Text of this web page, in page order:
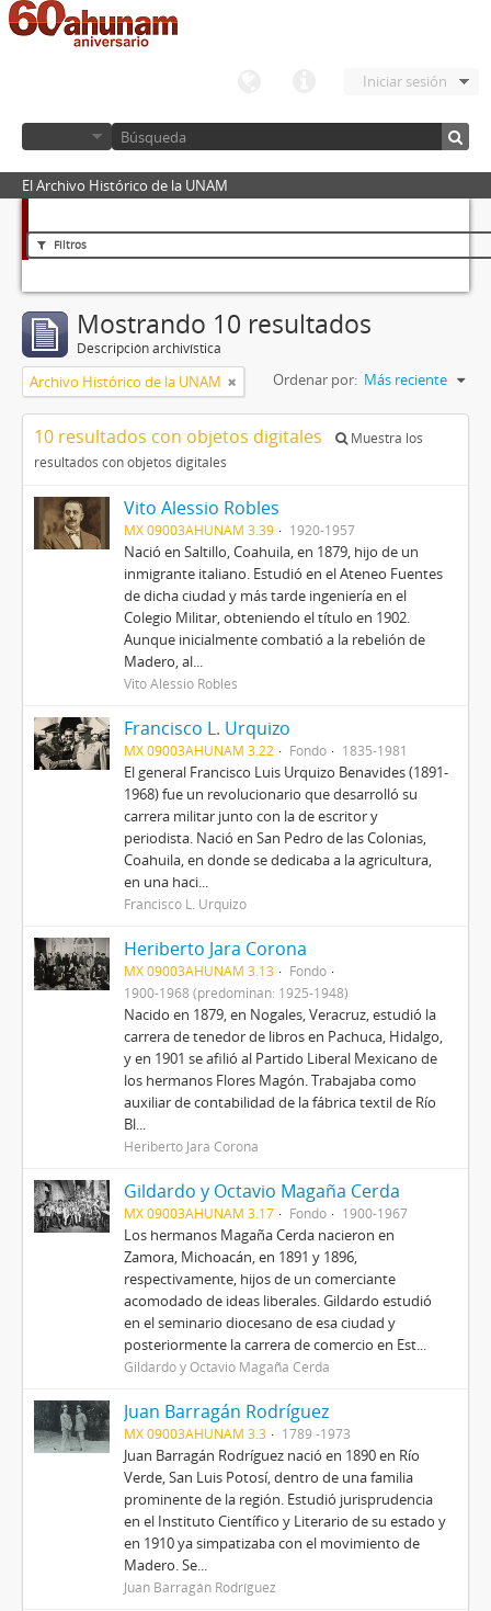
Iniciar sesión
El Archivo Histórico de la UNAM
Filtros
Mostrando 10 resultados
Descripción archivística
Archivo Histórico de la UNAM Ordenar por: Más reciente
10 resultados con objetos digitales
Muestra los
resultados con objetos digitales
Vito Alessio Robles
MX 09003AHUNAM 3.39 1920-1957
Nació en Saltillo, Coahuila, en 1879, hijo de un
inmigrante italiano. Estudió en el Ateneo Fuentes
de dicha ciudad y más tarde ingeniería en el
Colegio Militar, obteniendo el título en 1902.
Aunque inicialmente combatió a la rebelión de
Madero, al...
Vito Alessio Robles
Francisco L. Urquizo
MX 09003AHUNAM 3.22 Fondo 1835-1981
El general Francisco Luis Urquizo Benavides (1891-
1968) fue un revolucionario que desarrolló su
carrera militar junto con la de escritor y
periodista. Nació en San Pedro de las Colonias,
Coahuila, en donde se dedicaba a la agricultura,
en una haci...
Francisco L. Urquizo
Heriberto Jara Corona
MX 09003AHUNAM 3.13
Fondo
1900-1968 (predominan: 1925-1948)
Nacido en 1879, en Nogales, Veracruz, estudió la
carrera de tenedor de libros en Pachuca, Hidalgo,
y en 1901 se afilió al Partido Liberal Mexicano de
los hermanos Flores Magón. Trabajaba como
auxiliar de contabilidad de la fábrica textil de Río
Bl...
Heriberto Jara Corona
Gildardo y Octavio Magaña Cerda
MX 09003AHUNAM 3.17 Fondo 1900-1967
Los hermanos Magaña Cerda nacieron en
Zamora, Michoacán, en 1891 y 1896,
respectivamente, hijos de un comerciante
acomodado de ideas liberales. Gildardo estudió
en el seminario diocesano de esa ciudad y
posteriormente la carrera de comercio en Est...
Gildardo y Octavio Magaña Cerda
Juan Barragán Rodríguez
MX 09003AHUNAM 3.3 1789 -1973
Juan Barragán Rodríguez nació en 1890 en Río
Verde, San Luis Potosí, dentro de una familia
prominente de la región. Estudió jurisprudencia
en el Instituto Científico y Literario de su estado y
en 1910 ya simpatizaba con el movimiento de
Madero. Se...
Juan Barragán Rodríguez